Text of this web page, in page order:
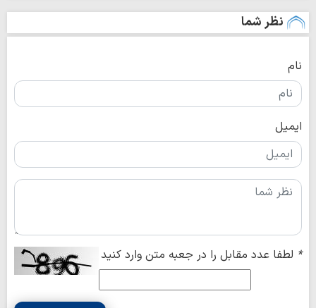
نظر شما
نام
ایمیل
* لطفا عدد مقابل را در جعبه متن وارد کنید